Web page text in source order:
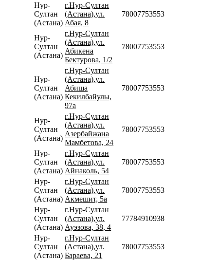
Нур-
Султан
(Астана)
г.Нур-Султан
(Астана),ул.
Абая, 8
78007753553
Нур-
Султан
(Астана)
г.Нур-Султан
(Астана),ул.
Абикена
Бектурова, 1/2
78007753553
Нур-
Султан
(Астана)
г.Нур-Султан
(Астана),ул.
Абиша
Кекилбайулы,
97а
78007753553
Нур-
Султан
(Астана)
г.Нур-Султан
(Астана),ул.
Азербайжана
Мамбетова, 24
78007753553
Нур-
Султан
(Астана)
г.Нур-Султан
(Астана),ул.
Айнаколь, 54
78007753553
Нур-
Султан
(Астана)
г.Нур-Султан
(Астана),ул.
Акмешит, 5а
78007753553
Нур-
Султан
(Астана)
г.Нур-Султан
(Астана),ул.
Ауэзова, 38, 4
77784910938
Нур-
Султан
(Астана)
г.Нур-Султан
(Астана),ул.
Бараева, 21
78007753553